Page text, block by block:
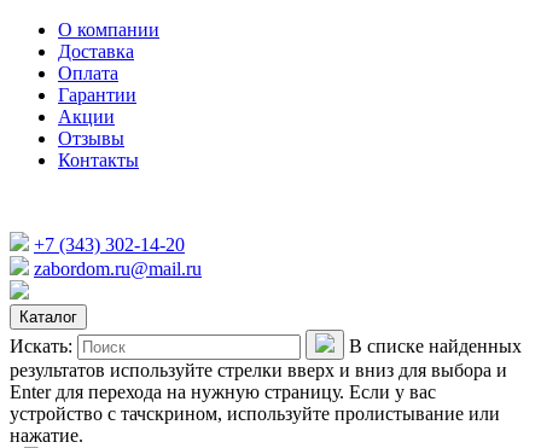
О компании
Доставка
Оплата
Гарантии
Акции
Отзывы
Контакты
+7 (343) 302-14-20
zabordom.ru@mail.ru
Каталог
Искать:
В списке найденных
результатов используйте стрелки вверх и вниз для выбора и
Enter для перехода на нужную страницу. Если у вас
устройство с тачскрином, используйте пролистывание или
нажатие.